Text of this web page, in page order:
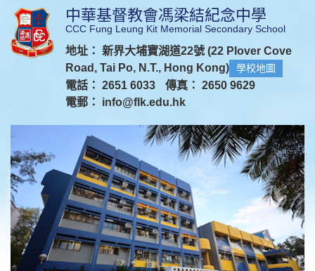
中華基督教會馮梁結紀念中學
CCC Fung Leung Kit Memorial Secondary School
地址： 新界大埔寶湖道22號 (22 Plover Cove
Road, Tai Po, N.T., Hong Kong)
學校地圖
電話： 2651 6033
傳真： 2650 9629
電郵： info@flk.edu.hk